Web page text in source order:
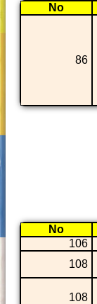
No
86
No
106
108
108